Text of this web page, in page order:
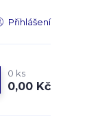
Přihlášení
0 ks
0,00 Kč